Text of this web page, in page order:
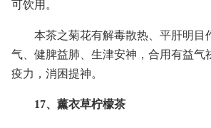
可饮用。
本茶之菊花有解毒散热、平肝明目
气、健脾益肺、生津安神，合用有益气
疫力，消困提神。
17、薰衣草柠檬茶